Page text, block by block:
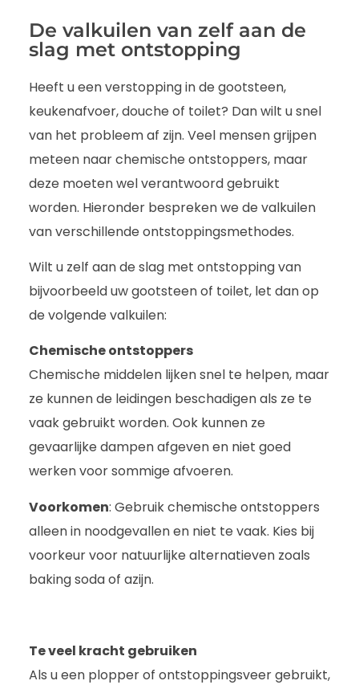
De valkuilen van zelf aan de
slag met ontstopping
Heeft u een verstopping in de gootsteen,
keukenafvoer, douche of toilet? Dan wilt u snel
van het probleem af zijn. Veel mensen grijpen
meteen naar chemische ontstoppers, maar
deze moeten wel verantwoord gebruikt
worden. Hieronder bespreken we de valkuilen
van verschillende ontstoppingsmethodes.
Wilt u zelf aan de slag met ontstopping van
bijvoorbeeld uw gootsteen of toilet, let dan op
de volgende valkuilen:
Chemische ontstoppers
Chemische middelen lijken snel te helpen, maar
ze kunnen de leidingen beschadigen als ze te
vaak gebruikt worden. Ook kunnen ze
gevaarlijke dampen afgeven en niet goed
werken voor sommige afvoeren.
Voorkomen: Gebruik chemische ontstoppers
alleen in noodgevallen en niet te vaak. Kies bij
voorkeur voor natuurlijke alternatieven zoals
baking soda of azijn.
Te veel kracht gebruiken
Als u een plopper of ontstoppingsveer gebruikt,